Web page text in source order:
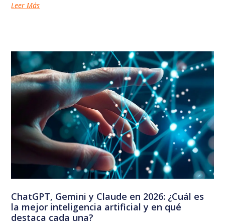
Leer Más
ChatGPT, Gemini y Claude en 2026: ¿Cuál es
la mejor inteligencia artificial y en qué
destaca cada una?